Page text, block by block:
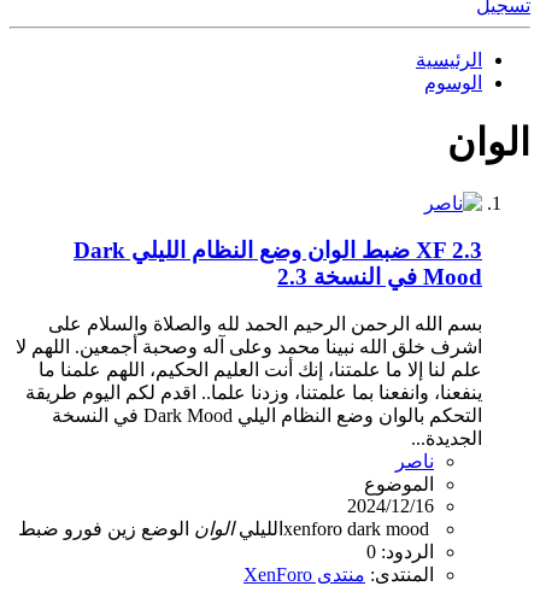
تسجيل
الرئيسية
الوسوم
الوان
XF 2.3
ضبط الوان وضع النظام الليلي Dark
Mood في النسخة 2.3
بسم الله الرحمن الرحيم الحمد لله والصلاة والسلام على
اشرف خلق الله نبينا محمد وعلى آله وصحبة أجمعين. اللهم لا
علم لنا إلا ما علمتنا، إنك أنت العليم الحكيم، اللهم علمنا ما
ينفعنا، وانفعنا بما علمتنا، وزدنا علما.. اقدم لكم اليوم طريقة
التحكم بالوان وضع النظام اليلي Dark Mood في النسخة
الجديدة...
ناصر
الموضوع
2024/12/16
dark mood
xenforo الليليالوان الوضع زين فورو ضبط
الردود: 0
المنتدى: منتدى XenForo